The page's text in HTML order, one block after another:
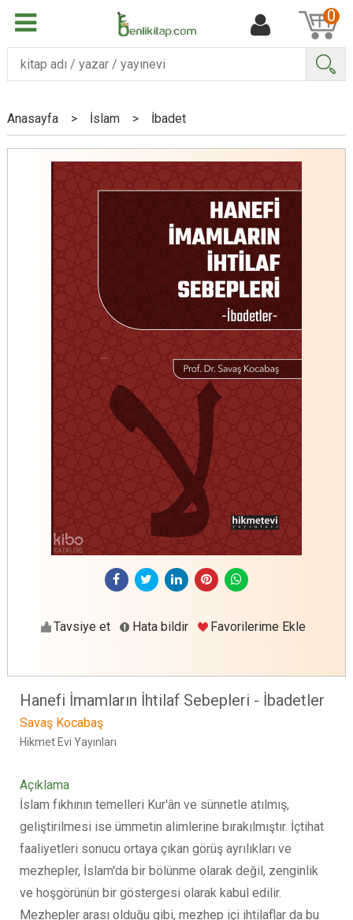
0
Anasayfa > İslam > İbadet
Tavsiye et Hata bildir Favorilerime Ekle
Hanefi İmamların İhtilaf Sebepleri - İbadetler
Savaş Kocabaş
Hikmet Evi Yayınları
Açıklama
İslam fıkhının temelleri Kur'ân ve sünnetle atılmış,
geliştirilmesi ise ümmetin alimlerine bırakılmıştır. İçtihat
faaliyetleri sonucu ortaya çıkan görüş ayrılıkları ve
mezhepler, İslam'da bir bölünme olarak değil, zenginlik
ve hoşgörünün bir göstergesi olarak kabul edilir.
Mezhepler arası olduğu gibi, mezhep içi ihtilaflar da bu